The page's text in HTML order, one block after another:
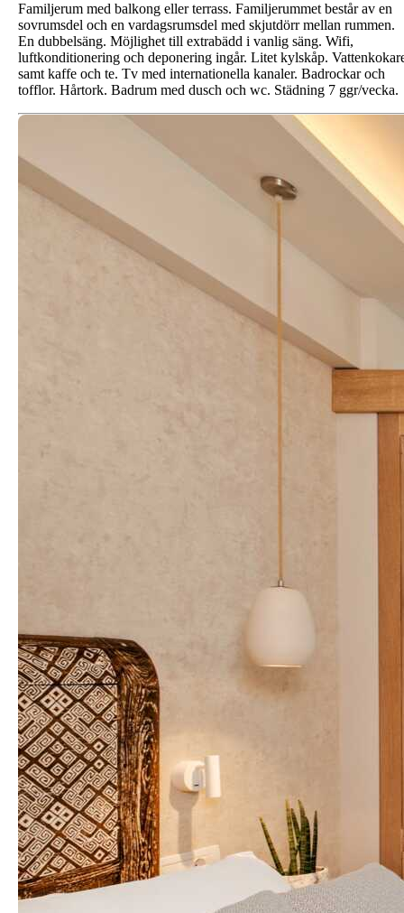
Familjerum med balkong eller terrass. Familjerummet består av en
sovrumsdel och en vardagsrumsdel med skjutdörr mellan rummen.
En dubbelsäng. Möjlighet till extrabädd i vanlig säng. Wifi,
luftkonditionering och deponering ingår. Litet kylskåp.
samt kaffe och te. Tv med internationella kanaler. Badrockar och
tofflor. Hårtork. Badrum med dusch och wc. Städning 7 ggr/vecka.